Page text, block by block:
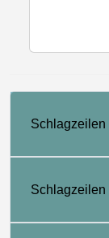
Schlagzeilen
Schlagzeilen